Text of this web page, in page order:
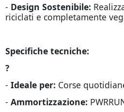
- Design Sostenibile:
riciclati e completamente
Specifiche tecniche:
?
- Ideale per: Corse
- Ammortizzazione: